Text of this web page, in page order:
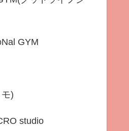
GYM
)
studio